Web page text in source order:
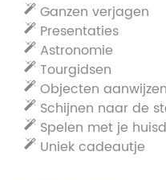
Ganzen verjagen
Presentaties
Astronomie
Tourgidsen
Objecten
Schijnen naar de
Spelen met je
Uniek cadeautje